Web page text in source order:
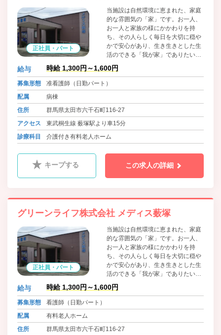
正社員・パート
当施設は自然環境に恵まれた、家庭
的な雰囲気の「家」です。お一人、
お一人と家族の様にかかわりを持
ち、その人らしく毎日を大切に穏や
かで安心があり、生き生きとした生
活のできる「我が家」でありたい
と、スタッフ一同、笑顔と真心を込
めて対応しております。 協力医療機
関である病院が隣にあり、受診の際
も待ち時間が少なく、緊急時も迅速
も安心できる職場です。
給与 時給 1,300円～1,600円
募集形態
准看護師（日勤パート）
配属
病棟
住所
群馬県太田市六千石町116-27
アクセス
東武桐生線 薮塚駅より車15分
診療科目
介護付き有料老人ホーム
キープする この求人の詳細
グリーンライフ株式会社 メディス薮塚
正社員・パート
当施設は自然環境に恵まれた、家庭
的な雰囲気の「家」です。お一人、
お一人と家族の様にかかわりを持
ち、その人らしく毎日を大切に穏や
かで安心があり、生き生きとした生
活のできる「我が家」でありたい
と、スタッフ一同、笑顔と真心を込
めて対応しております。 協力医療機
も待ち時間が少なく、緊急時も迅速
も安心できる職場です。
給与 時給 1,300円～1,600円
募集形態
看護師（日勤パート）
配属
有料老人ホーム
住所
群馬県太田市六千石町116-27